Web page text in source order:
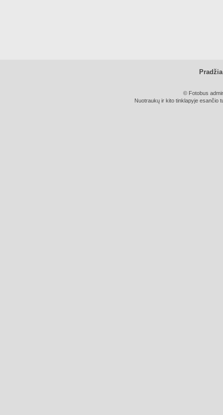
Pradžia
© Fotobus
Nuotraukų ir kito tinklapyje esančio